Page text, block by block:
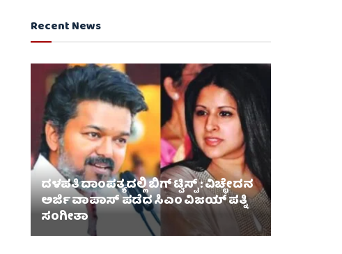
Recent News
ದಳಪತಿ ದಾಂಪತ್ಯದಲ್ಲಿ ಬಿಗ್ ಟ್ವಿಸ್ಟ್ : ವಿಚ್ಛೇದನ
ಅರ್ಜಿ ವಾಪಾಸ್‌ ಪಡೆದ ಸಿಎಂ ವಿಜಯ್ ಪತ್ನಿ
ಸಂಗೀತಾ‌